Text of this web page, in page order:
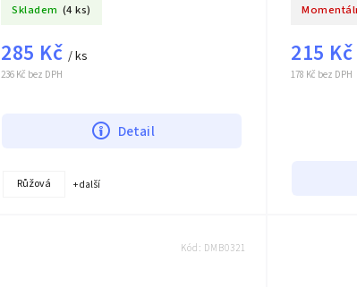
Skladem (4 ks)
236 Kč bez DPH
285 Kč / ks
Detail
Růžová + další
178 Kč bez DPH
215 Kč
Kód: DMB0321